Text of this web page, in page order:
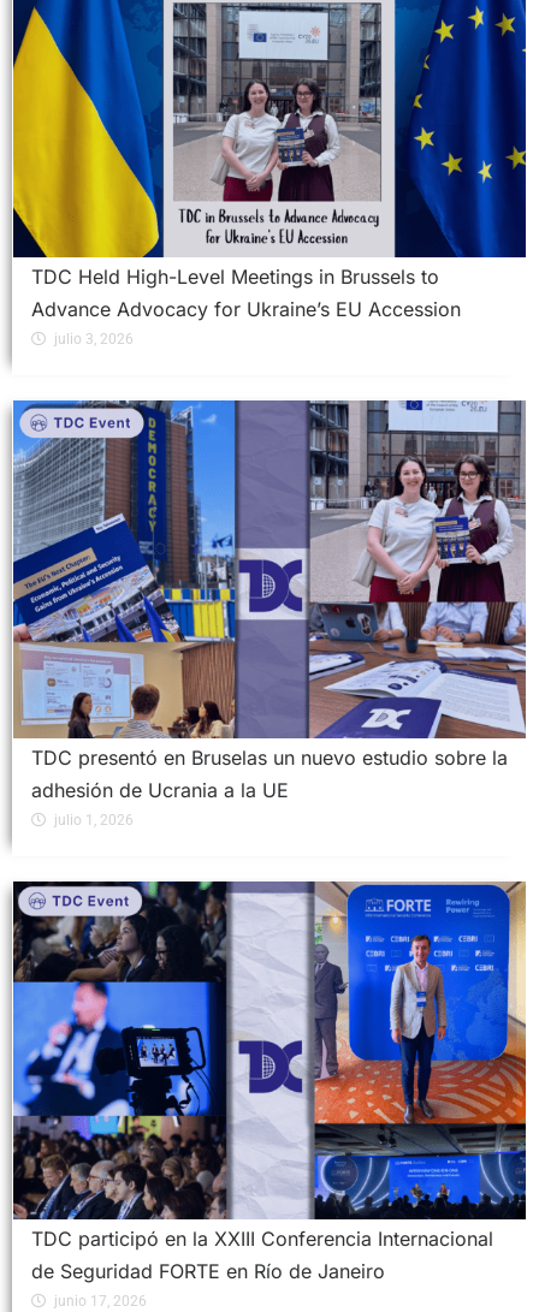
TDC Held High-Level Meetings in Brussels to
Advance Advocacy for Ukraine’s EU Accession
julio 3, 2026
TDC presentó en Bruselas un nuevo estudio sobre la
adhesión de Ucrania a la UE
julio 1, 2026
TDC participó en la XXIII Conferencia Internacional
de Seguridad FORTE en Río de Janeiro
junio 17, 2026